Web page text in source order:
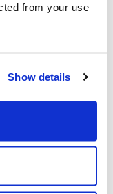
from your use
Show details
pour la vente de
le littoral.